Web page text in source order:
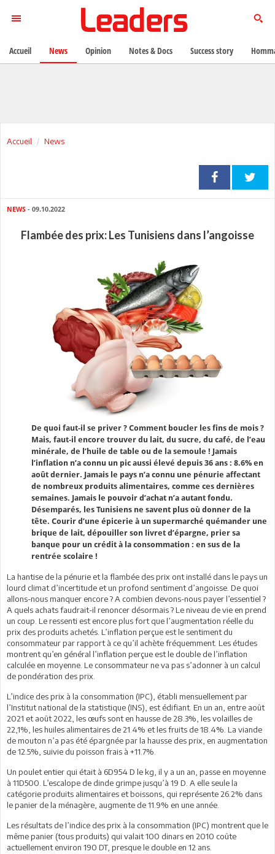
Accueil News
NEWS - 09.10.2022
Flambée des prix: Les Tunisiens dans l’angoisse
De quoi faut-il se priver ? Comment boucler les fins de mois ?
Mais, faut-il encore trouver du lait, du sucre, du café, de l’eau
minérale, de l’huile de table ou de la semoule ! Jamais
l’inflation n’a connu un pic aussi élevé depuis 36 ans : 8.6% en
août dernier. Jamais le pays n’a connu une pénurie affectant
de nombreux produits alimentaires, comme ces dernières
semaines. Jamais le pouvoir d’achat n’a autant fondu.
Désemparés, les Tunisiens ne savent plus où donner de la
tête. Courir d’une épicerie à un supermarché quémander une
brique de lait, dépouiller son livret d’épargne, prier sa
banque pour un crédit à la consommation : en sus de la
rentrée scolaire !
La hantise de la pénurie et la flambée des prix ont installé dans le pays un
lourd climat d’incertitude et un profond sentiment d’angoisse. De quoi
allons-nous manquer encore ? A combien devons-nous payer l’essentiel ?
A quels achats faudrait-il renoncer désormais ? Le niveau de vie en prend
un coup. Le ressenti est encore plus fort que l’augmentation réelle du
prix des produits achetés. L’inflation perçue est le sentiment du
consommateur par rapport à ce qu’il achète fréquemment. Les études
montrent qu’en général l’inflation perçue est le double de l’inflation
calculée en moyenne. Le consommateur ne va pas s’adonner à un calcul
de pondération des prix.
L’indice des prix à la consommation (IPC), établi mensuellement par
l’Institut national de la statistique (INS), est édifiant. En un an, entre août
2021 et août 2022, les œufs sont en hausse de 28.3%, les volailles de
22,1%, les huiles alimentaires de 21.4% et les fruits de 18.4%. La viande
de mouton n’a pas été épargnée par la hausse des prix, en augmentation
de 12.5%, suivie du poisson frais à +11.7%.
Un poulet entier qui était à 6D954 D le kg, il y a un an, passe en moyenne
à 11D500. L’escalope de dinde grimpe jusqu’à 19 D. A elle seule la
catégorie produits alimentaires et boissons, qui représente 26.2% dans
le panier de la ménagère, augmente de 11.9% en une année.
Les résultats de l’indice des prix à la consommation (IPC) montrent que le
même panier (tous produits) qui valait 100 dinars en 2010 coûte
actuellement environ 190 DT, presque le double en 12 ans.
Accueil News Opinion Notes & Docs Success story